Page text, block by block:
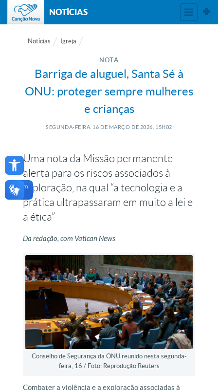
Open toolbar
NOTÍCIAS
Notícias Igreja
NOTA
Barriga de aluguel, Santa Sé à
ONU: proteger sempre mulheres
e crianças
SEGUNDA-FEIRA, 16 DE MARÇO DE 2026, 15H02
Uma nota da Missão permanente
alerta para os riscos associados à
exploração, na qual “a tecnologia e a
prática ultrapassaram em muito a lei e
a ética”
Da redação, com Vatican News
Conselho de Segurança da ONU reunido nesta segunda-
feira, 16 / Foto: Reprodução Reuters
Combater a violência e a exploração associadas à